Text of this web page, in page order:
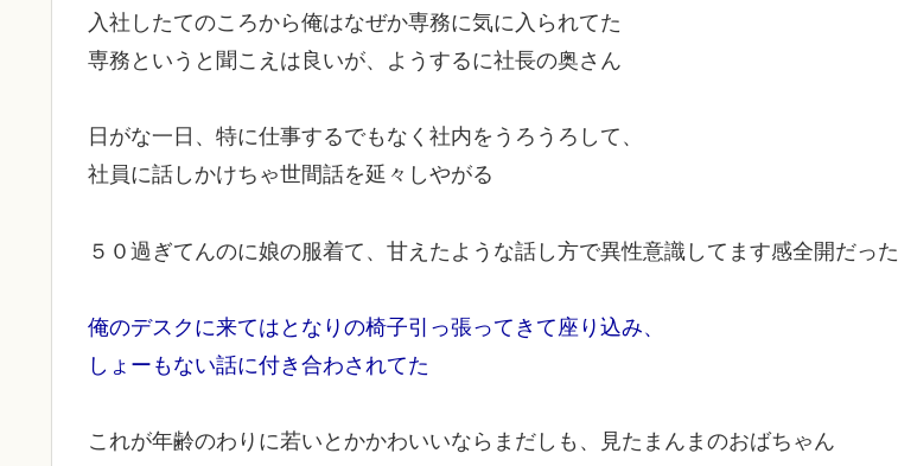
入社したてのころから俺はなぜか専務に気に入られてた
専務というと聞こえは良いが、ようするに社長の奥さん
日がな一日、特に仕事するでもなく社内をうろうろして、
社員に話しかけちゃ世間話を延々しやがる
５０過ぎてんのに娘の服着て、甘えたような話し方で異性意識してます感全開だった
俺のデスクに来てはとなりの椅子引っ張ってきて座り込み、
しょーもない話に付き合わされてた
これが年齢のわりに若いとかかわいいならまだしも、見たまんまのおばちゃん